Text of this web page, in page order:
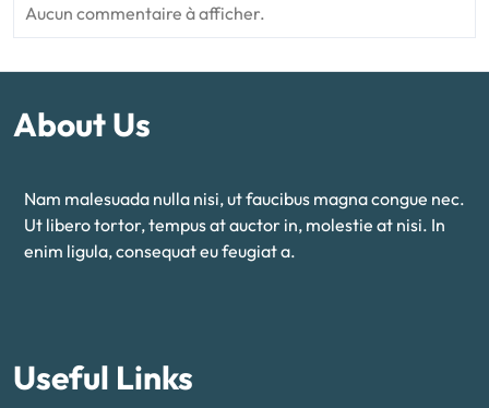
Aucun commentaire à afficher.
About Us
Nam malesuada nulla nisi, ut faucibus magna congue nec.
Ut libero tortor, tempus at auctor in, molestie at nisi. In
enim ligula, consequat eu feugiat a.
Useful Links